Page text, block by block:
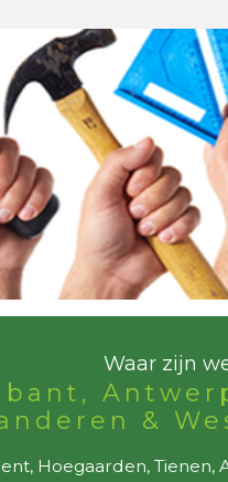
Waar zijn
&
Hoegaarden, Tienen,